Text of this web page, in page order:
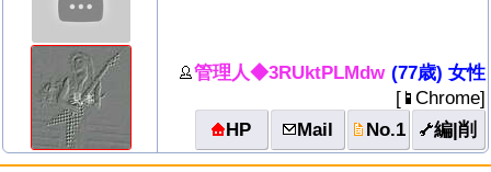
管理人◆3RUktPLMdw (77歳) 女性
[
Chrome]
HP
Mail No.1 編|削